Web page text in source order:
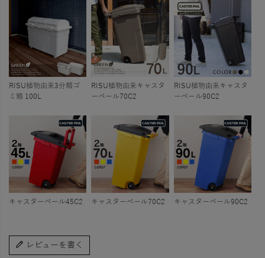
RISU植物由来3分類ゴ
ミ箱 100L
RISU植物由来キャスタ
ーペール70C2
RISU植物由来キャスタ
ーペール90C2
キャスターペール45C2 キャスターペール70C2 キャスターペール90C2
レビューを書く